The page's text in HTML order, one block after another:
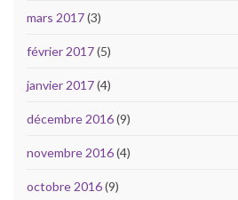
mars 2017(3)
février 2017(5)
janvier 2017(4)
décembre 2016(9)
novembre 2016(4)
octobre 2016(9)